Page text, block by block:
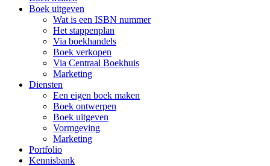
Boek uitgeven
Wat is een ISBN nummer
Het stappenplan
Via boekhandels
Boek verkopen
Via Centraal Boekhuis
Marketing
Diensten
Een eigen boek maken
Boek ontwerpen
Boek uitgeven
Vormgeving
Marketing
Portfolio
Kennisbank